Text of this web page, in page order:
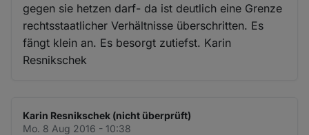
gegen sie hetzen darf- da ist deutlich eine Grenze
rechtsstaatlicher Verhältnisse überschritten. Es
fängt klein an. Es besorgt zutiefst. Karin
Resnikschek
Karin Resnikschek (nicht überprüft)
Mo. 8 Aug 2016 - 10:38